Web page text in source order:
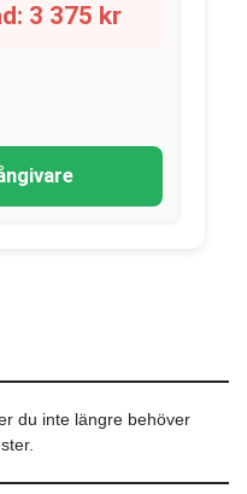
3 375 kr
du inte längre behöver